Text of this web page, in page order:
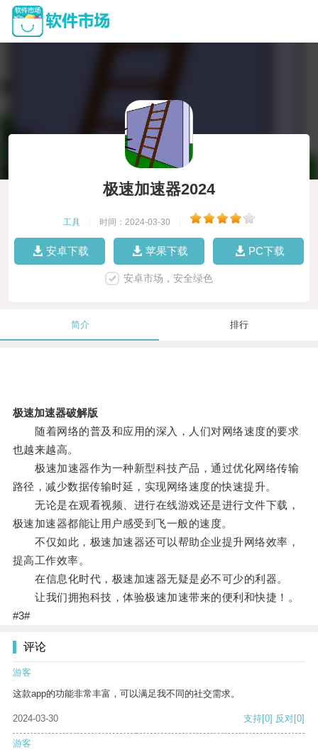
极速加速器2024
工具 时间：2024-03-30
安卓下载 苹果下载 PC下载
安卓市场，安全绿色
简介 排行
极速加速器破解版
随着网络的普及和应用的深入，人们对网络速度的要求
也越来越高。
极速加速器作为一种新型科技产品，通过优化网络传输
路径，减少数据传输时延，实现网络速度的快速提升。
无论是在观看视频、进行在线游戏还是进行文件下载，
极速加速器都能让用户感受到飞一般的速度。
不仅如此，极速加速器还可以帮助企业提升网络效率，
提高工作效率。
在信息化时代，极速加速器无疑是必不可少的利器。
让我们拥抱科技，体验极速加速带来的便利和快捷！。
#3#
评论
游客
这款app的功能非常丰富，可以满足我不同的社交需求。
2024-03-30 支持[0] 反对[0]
游客